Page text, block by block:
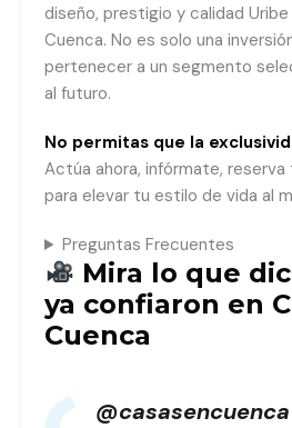
diseño, prestigio y calidad
Cuenca. No es solo una
pertenecer a un segmento
al futuro.
No permitas que la
Actúa ahora, infórmate,
para elevar tu estilo de vida al
Preguntas Frecuentes
Mira lo que
ya confiaron en
Cuenca
@casasencuenca